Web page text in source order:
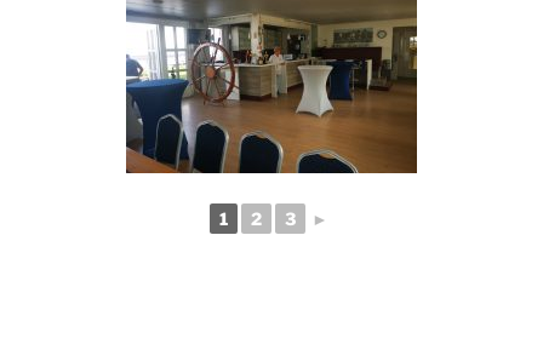
1 2 3 ►